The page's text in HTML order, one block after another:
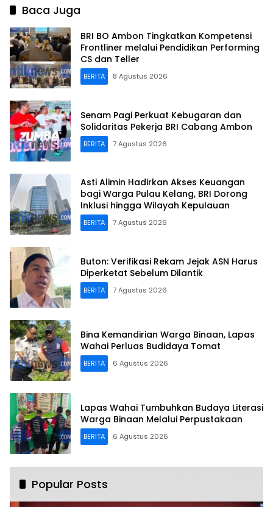
Baca Juga
BRI BO Ambon Tingkatkan Kompetensi
Frontliner melalui Pendidikan Performing
CS dan Teller
BERITA 8 Agustus 2026
Senam Pagi Perkuat Kebugaran dan
Solidaritas Pekerja BRI Cabang Ambon
BERITA 7 Agustus 2026
Asti Alimin Hadirkan Akses Keuangan
bagi Warga Pulau Kelang, BRI Dorong
Inklusi hingga Wilayah Kepulauan
BERITA 7 Agustus 2026
Buton: Verifikasi Rekam Jejak ASN Harus
Diperketat Sebelum Dilantik
BERITA 7 Agustus 2026
Bina Kemandirian Warga Binaan, Lapas
Wahai Perluas Budidaya Tomat
BERITA 6 Agustus 2026
Lapas Wahai Tumbuhkan Budaya Literasi
Warga Binaan Melalui Perpustakaan
BERITA 6 Agustus 2026
Popular Posts